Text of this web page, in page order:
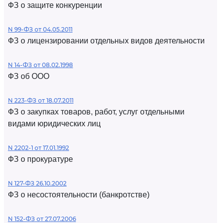
ФЗ о защите конкуренции
N 99-ФЗ от 04.05.2011
ФЗ о лицензировании отдельных видов деятельности
N 14-ФЗ от 08.02.1998
ФЗ об ООО
N 223-ФЗ от 18.07.2011
ФЗ о закупках товаров, работ, услуг отдельными
видами юридических лиц
N 2202-1 от 17.01.1992
ФЗ о прокуратуре
N 127-ФЗ 26.10.2002
ФЗ о несостоятельности (банкротстве)
N 152-ФЗ от 27.07.2006